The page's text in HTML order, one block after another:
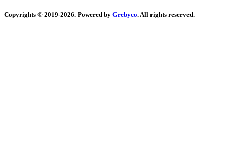
Copyrights © 2019-2026. Powered by Grebyco. All rights reserved.